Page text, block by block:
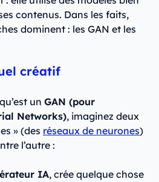
contenus. Dans les faits,
dominent : les GAN et les
créatif
un GAN (pour
Networks), imaginez deux
» (des réseaux de neurones)
l’autre :
IA, crée quelque chose